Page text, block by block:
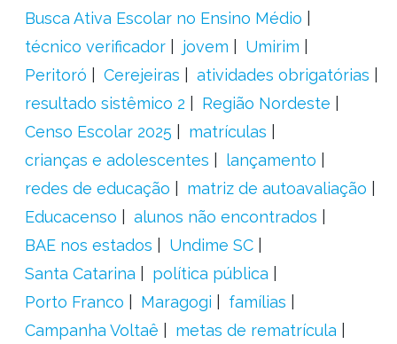
Busca Ativa Escolar no Ensino Médio
técnico verificador
jovem
Umirim
Peritoró
Cerejeiras
atividades obrigatórias
resultado sistêmico 2
Região Nordeste
Censo Escolar 2025
matrículas
crianças e adolescentes
lançamento
redes de educação
matriz de autoavaliação
Educacenso
alunos não encontrados
BAE nos estados
Undime SC
Santa Catarina
política pública
Porto Franco
Maragogi
famílias
Campanha Voltaê
metas de rematrícula